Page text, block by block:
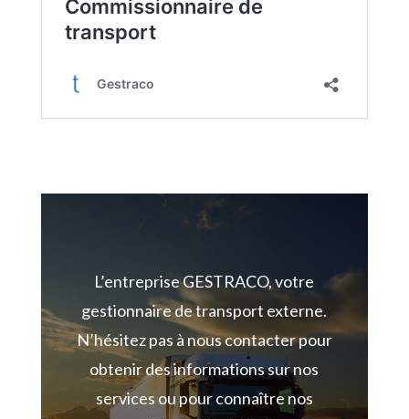
L’entreprise GESTRACO, votre
gestionnaire de transport externe.
N’hésitez pas à nouscontacter pour
obtenir des informations sur nos
services ou pour connaître nos